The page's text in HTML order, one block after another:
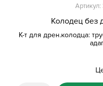
Колодец без
К-т для дрен.колодца:
Артикул: